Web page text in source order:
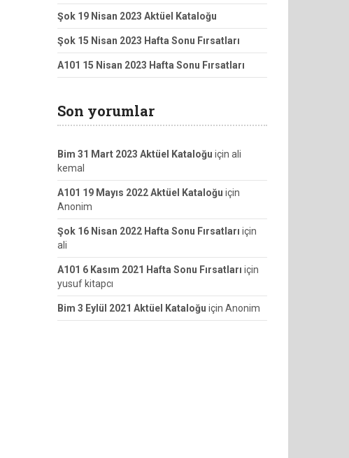
Şok 19 Nisan 2023 Aktüel Kataloğu
Şok 15 Nisan 2023 Hafta Sonu Fırsatları
A101 15 Nisan 2023 Hafta Sonu Fırsatları
Son yorumlar
Bim 31 Mart 2023 Aktüel Kataloğu için ali
kemal
A101 19 Mayıs 2022 Aktüel Kataloğu için
Anonim
Şok 16 Nisan 2022 Hafta Sonu Fırsatları için
ali
A101 6 Kasım 2021 Hafta Sonu Fırsatları için
yusuf kitapcı
Bim 3 Eylül 2021 Aktüel Kataloğu için Anonim